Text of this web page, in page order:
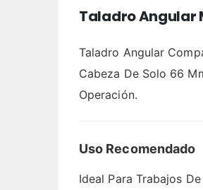
Taladro Angular
Taladro Angular
Cabeza De Solo 66
Operación.
Uso Recomendado
Ideal Para Trabajos